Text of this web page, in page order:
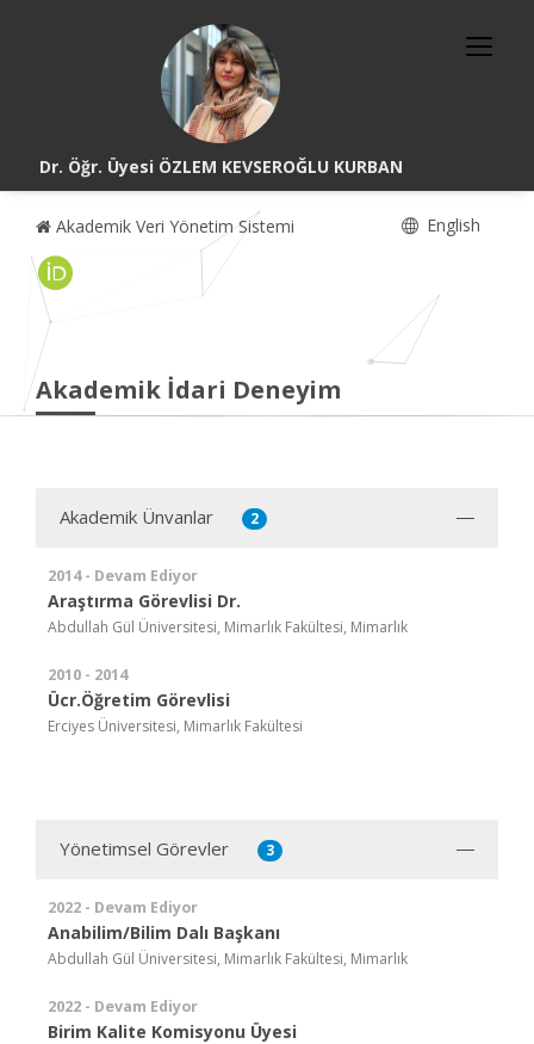
Dr. Öğr. Üyesi ÖZLEM KEVSEROĞLU KURBAN
Akademik Veri Yönetim Sistemi English
Akademik İdari Deneyim
Akademik Ünvanlar 2
2014 - Devam Ediyor
Araştırma Görevlisi Dr.
Abdullah Gül Üniversitesi, Mimarlık Fakültesi, Mimarlık
2010 - 2014
Ücr.Öğretim Görevlisi
Erciyes Üniversitesi, Mimarlık Fakültesi
Yönetimsel Görevler 3
2022 - Devam Ediyor
Anabilim/Bilim Dalı Başkanı
Abdullah Gül Üniversitesi, Mimarlık Fakültesi, Mimarlık
2022 - Devam Ediyor
Birim Kalite Komisyonu Üyesi